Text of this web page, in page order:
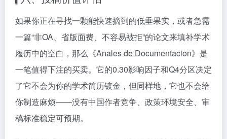
如果你正在寻找一颗能快速摘到的低垂果实，或者急需
一篇“非OA、省版面费、不容易被拒”的论文来填补学术
履历中的空白，那么《Anales de Documentacion》是
一笔值得下注的买卖。它的0.30影响因子和Q4分区决定
了它不会为你的学术简历镀金，但同样地，它也不会给
你制造麻烦——没有中国作者竞争、政策环境安全、审
稿标准稳定可预期。